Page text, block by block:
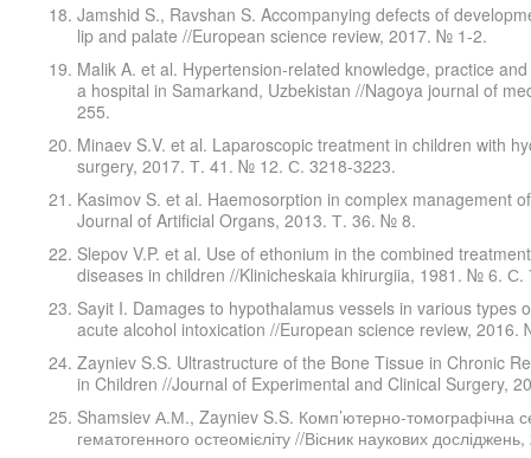
Jamshid S., Ravshan S. Accompanying defects of
lip and palate //European science review, 2017. № 1-2.
Malik A. et al. Hypertension-related knowledge, practice
a hospital in Samarkand, Uzbekistan //Nagoya journal of
255.
Minaev S.V. et al. Laparoscopic treatment in children with
surgery, 2017. Т. 41. № 12. С. 3218-3223.
Kasimov S. et al. Haemosorption in complex management
Journal of Artificial Organs, 2013. Т. 36. № 8.
Slepov V.P. et al. Use of ethonium in the combined
diseases in children //Klinicheskaia khirurgiia, 1981. № 6. С.
Sayit I. Damages to hypothalamus vessels in various types
acute alcohol intoxication //European science review,
Zayniev S.S. Ultrastructure of the Bone Tissue in Chronic
in Children //Journal of Experimental and Clinical Surgery,
Shamsiev А.М., Zayniev S.S. Комп’ютерно-томографічна
гематогенного остеомієліту //Вісник наукових